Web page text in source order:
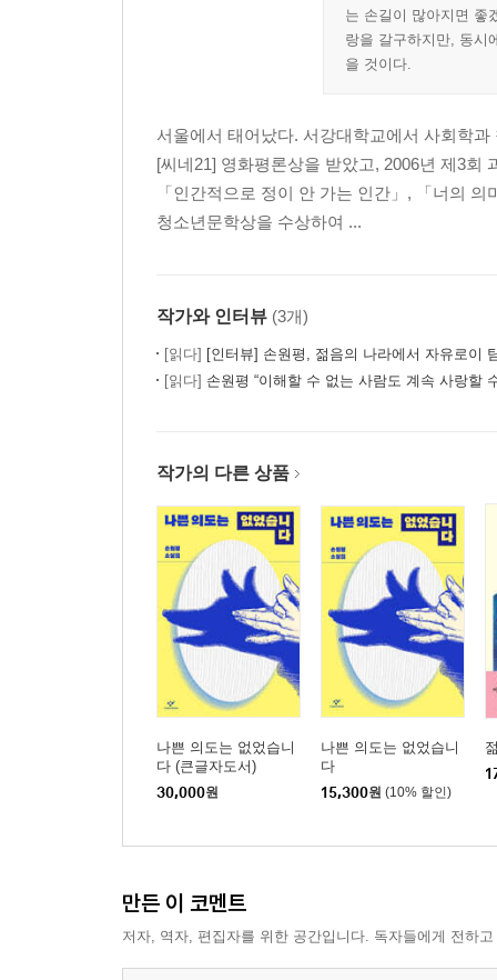
는 손길이 많아지면 좋
랑을 갈구하지만, 동시
을 것이다.
서울에서 태어났다. 서강대학교에서 사회학
[씨네21] 영화평론상을 받았고, 2006년 제3회
「인간적으로 정이 안 가는 인간」, 「너의
청소년문학상을 수상하여 ...
작가와 인터뷰 (3개)
[읽다] [인터뷰] 손원평, 젊음의 나라에서 자유로이
[읽다] 손원평 “이해할 수 없는 사람도 계속 사랑할
작가의 다른 상품
나쁜 의도는 없었습니
다 (큰글자도서)
30,000원
나쁜 의도는 없었습니
다
15,300원 (10% 할인)
만든 이 코멘트
저자, 역자, 편집자를 위한 공간입니다. 독자들에게 전하